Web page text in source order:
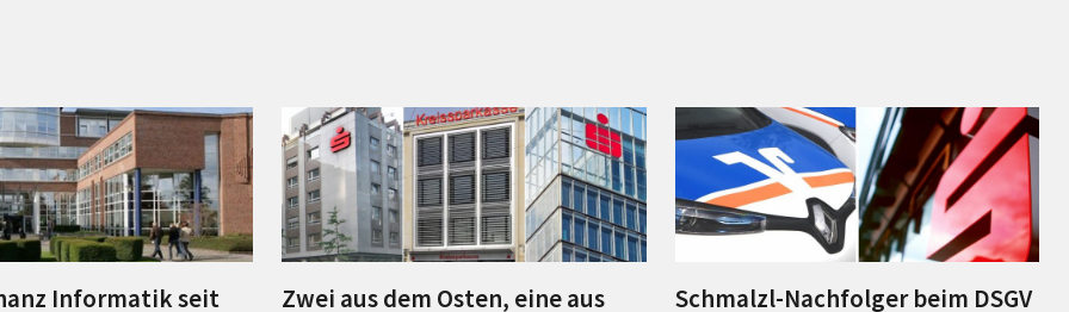
Informatik seit
Zwei aus dem Osten, eine aus
Schmalzl-Nachfolger beim DSGV